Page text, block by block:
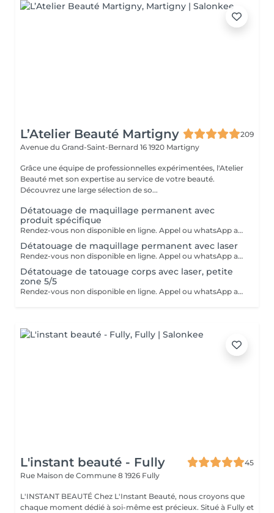
L’Atelier Beauté Martigny
209
Avenue du Grand-Saint-Bernard 16 1920 Martigny
Grâce une équipe de professionnelles expérimentées, l'Atelier
Beauté met son expertise au service de votre beauté.
Découvrez une large sélection de so...
Détatouage de maquillage permanent avec
produit spécifique
Rendez-vous non disponible en ligne. Appel ou whatsApp au 076 436 06 80
Détatouage de maquillage permanent avec laser
Rendez-vous non disponible en ligne. Appel ou whatsApp au 076 436 06 80
Détatouage de tatouage corps avec laser, petite
zone 5/5
Rendez-vous non disponible en ligne. Appel ou whatsApp au 076 436 06 80
L'instant beauté - Fully
45
Rue Maison de Commune 8 1926 Fully
L'INSTANT BEAUTÉ Chez L'Instant Beauté, nous croyons que
chaque moment dédié à soi-même est précieux. Situé à Fully et